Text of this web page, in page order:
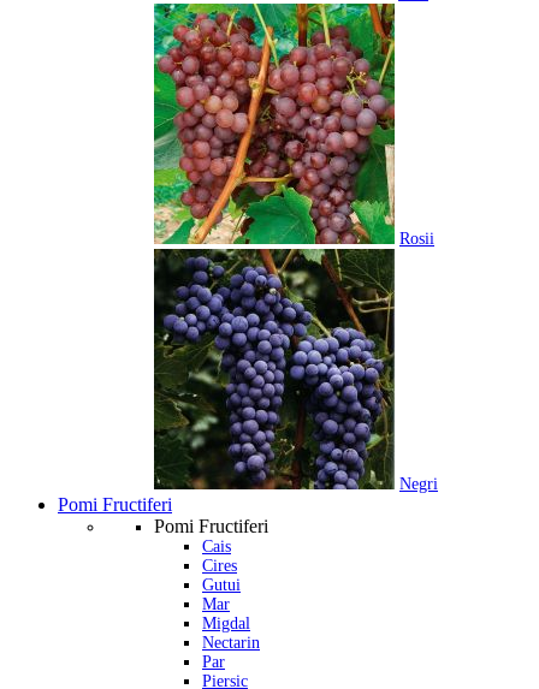
Rosii
Negri
Pomi Fructiferi
Pomi Fructiferi
Cais
Cires
Gutui
Mar
Migdal
Nectarin
Par
Piersic